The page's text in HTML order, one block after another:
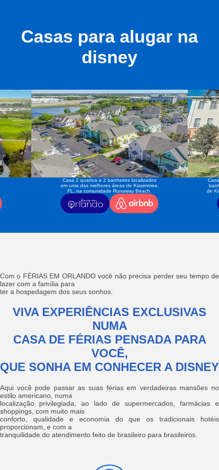
Casas para alugar na
disney
Casa 2 quartos e 2 banheiros localizados
em uma das melhores áreas de Kissimmee,
FL, na comunidade Runaway Beach.
de
Com o FÉRIAS EM ORLANDO você não precisa perder seu tempo de
lazer com a família para
ter a hospedagem dos seus sonhos.
VIVA EXPERIÊNCIAS EXCLUSIVAS
NUMA
CASA DE FÉRIAS PENSADA PARA
VOCÊ,
QUE SONHA EM CONHECER A DISNEY
Aqui você pode passar as suas férias em verdadeiras mansões no
estilo americano, numa
localização privilegiada, ao lado de supermercados, farmácias e
shoppings, com muito mais
conforto, qualidade e economia do que os tradicionais hotéis
proporcionam, e com a
tranquilidade do atendimento feito de brasileiro para brasileiros.